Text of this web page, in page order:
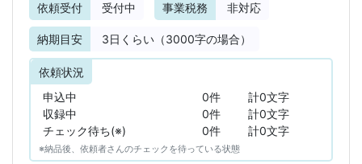
依頼受付 受付中 事業税務 非対応
納期目安 3日くらい（3000字の場合）
依頼状況
申込中
0件
計0文字
収録中
0件
計0文字
チェック待ち(※)
0件 計0文字
※納品後、依頼者さんのチェックを待っている状態